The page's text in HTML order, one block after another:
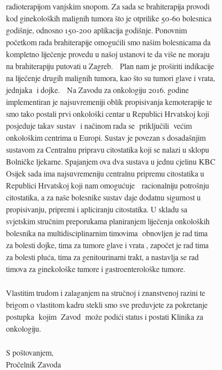
radioterapijom vanjskim snopom. Za sada se brahiterapija provodi
kod ginekoloških malignih tumora što je otprilike 50-60 bolesnica
godišnje, odnosno 150-200 aplikacija godišnje. Ponovnim
početkom rada brahiterapije omogućili smo našim bolesnicama da
kompletno liječenje provedu u našoj ustanovi te da više ne moraju
na brahiterapiju putovati u Zagreb. Plan nam je proširiti indikacije
na liječenje drugih malignih tumora, kao što su tumori glave i vrata,
jednjaka i dojke. Na Zavodu za onkologiju 2016. godine
implementiran je najsuvremeniji oblik propisivanja kemoterapije te
smo tako postali prvi onkološki centar u Republici Hrvatskoj koji
posjeduje takav sustav i načinom rada se priključili većim
onkološkim centrima u Europi. Sustav je povezan s dosadašnjim
sustavom za Centralnu pripravu citostatika koji se nalazi u sklopu
Bolničke ljekarne. Spajanjem ova dva sustava u jednu cjelinu KBC
Osijek sada ima najsuvremeniju centralnu pripremu citostatika u
Republici Hrvatskoj koji nam omogućuje racionalniju potrošnju
citostatika, a za naše bolesnike sustav daje dodatnu sigurnost u
propisivanju, pripremi i apliciranju citostatika. U skladu sa
svjetskim stručnim preporukama planiranjem liječenja onkoloških
bolesnika na multidisciplinarnim timovima obnovljen je rad tima
za bolesti dojke, tima za tumore glave i vrata , započet je rad tima
za bolesti pluća, tima za genitourinarni trakt, a nastavlja se rad
timova za ginekološke tumore i gastroenterološke tumore.
Vlastitim trudom i zalaganjem na stručnoj i znanstvenoj razini te
brigom o vlastitom kadru stekli smo sve preduvjete za pokretanje
postupka kojim Zavod može podići status i postati Klinika za
onkologiju.
S poštovanjem,
Pročelnik Zavoda